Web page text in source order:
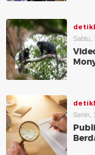
Sabtu,
Senin,